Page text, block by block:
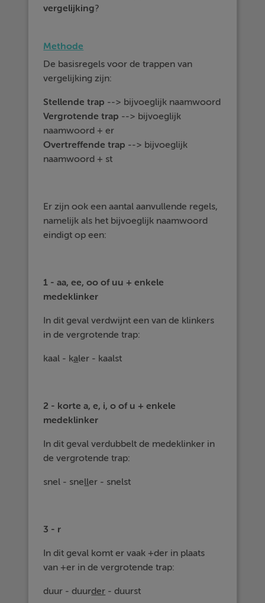
vergelijking?
Methode
De basisregels voor de trappen van
vergelijking zijn:
Stellende trap --> bijvoeglijk naamwoord
Vergrotende trap --> bijvoeglijk
naamwoord + er
Overtreffende trap --> bijvoeglijk
naamwoord + st
Er zijn ook een aantal aanvullende regels,
namelijk als het bijvoeglijk naamwoord
eindigt op een:
1 - aa, ee, oo of uu + enkele
medeklinker
In dit geval verdwijnt een van de klinkers
in de vergrotende trap:
kaal - kaler - kaalst
2 - korte a, e, i, o of u + enkele
medeklinker
In dit geval verdubbelt de medeklinker in
de vergrotende trap:
snel - sneller - snelst
3 - r
In dit geval komt er vaak +der in plaats
van +er in de vergrotende trap:
duur - duurder - duurst